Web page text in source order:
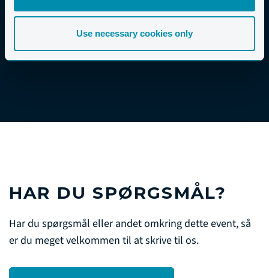
Use necessary cookies only
HAR DU SPØRGSMÅL?
Har du spørgsmål eller andet omkring dette event, så
er du meget velkommen til at skrive til os.